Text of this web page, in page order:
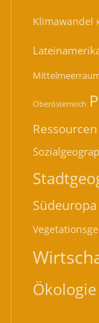
Klimawandel
Oberösterreich
Ressourcen
Südeuropa
Ökologie